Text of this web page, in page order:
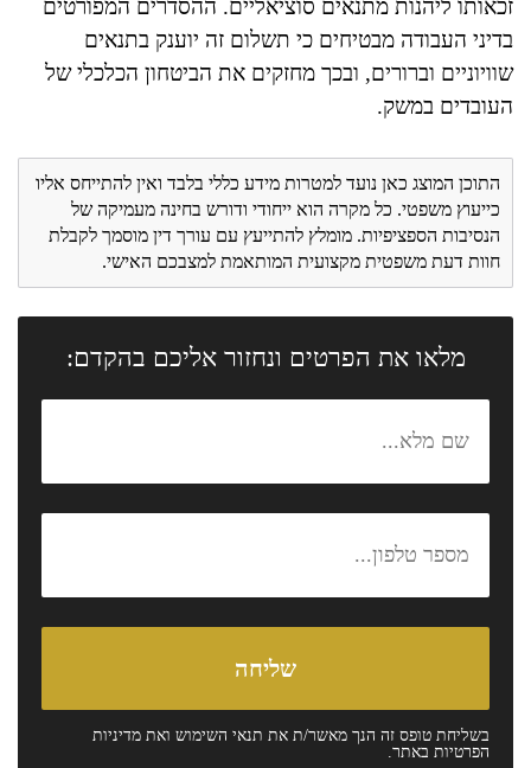
זכאותו ליהנות מתנאים סוציאליים. ההסדרים המפורטים
בדיני העבודה מבטיחים כי תשלום זה יוענק בתנאים
שוויוניים וברורים, ובכך מחזקים את הביטחון הכלכלי של
העובדים במשק.
התוכן המוצג כאן נועד למטרות מידע כללי בלבד ואין להתייחס אליו
כייעוץ משפטי. כל מקרה הוא ייחודי ודורש בחינה מעמיקה של
הנסיבות הספציפיות. מומלץ להתייעץ עם עורך דין מוסמך לקבלת
חוות דעת משפטית מקצועית המותאמת למצבכם האישי.
מלאו את הפרטים ונחזור אליכם בהקדם:
בשליחת טופס זה הנך מאשר/ת את תנאי השימוש ואת מדיניות
הפרטיות באתר.